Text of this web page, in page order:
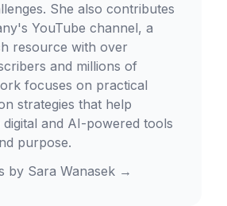
She also contributes
YouTube channel, a
resource with over
and millions of
focuses on practical
strategies that help
and AI-powered tools
purpose.
by Sara Wanasek →